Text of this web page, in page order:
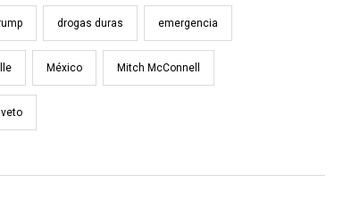
drogas duras emergencia
México Mitch McConnell
veto